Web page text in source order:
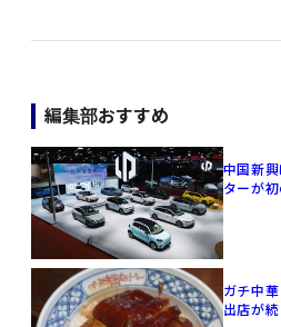
編集部おすすめ
中国新
ターが
ガチ中
出店が続